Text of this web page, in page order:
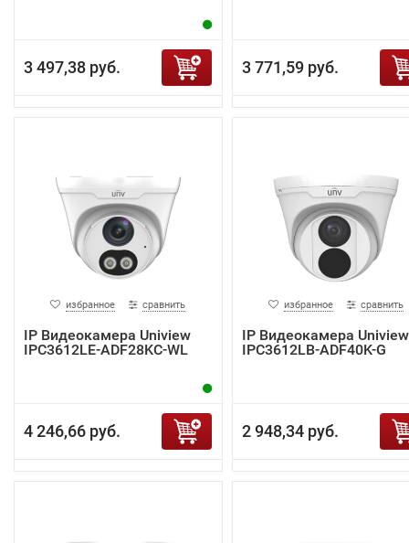
3 497,38 руб. 3 771,59 руб.
избранное сравнить
IP Видеокамера Uniview
IPC3612LE-ADF28KC-WL
4 246,66 руб.
избранное сравнить
IP Видеокамера Uniview
IPC3612LB-ADF40K-G
2 948,34 руб.